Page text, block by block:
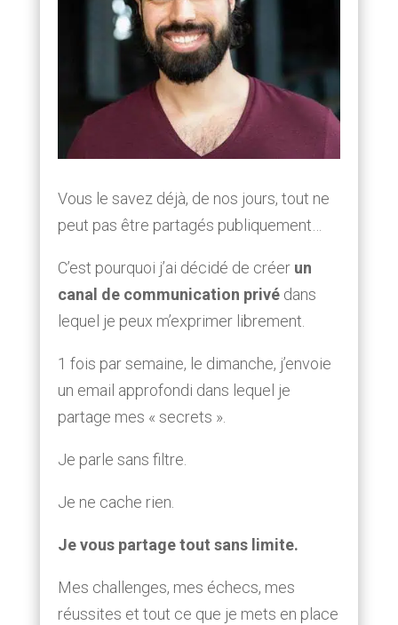
Vous le savez déjà, de nos jours, tout ne
peut pas être partagés publiquement…
C’est pourquoi j’ai décidé de créer un
canal de communication privé dans
lequel je peux m’exprimer librement.
1 fois par semaine, le dimanche, j’envoie
un email approfondi dans lequel je
partage mes « secrets ».
Je parle sans filtre.
Je ne cache rien.
Je vous partage tout sans limite.
Mes challenges, mes échecs, mes
réussites et tout ce que je mets en place